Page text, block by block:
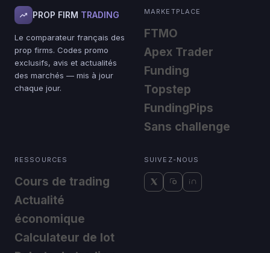
PROP FIRM TRADING
Le comparateur français des
prop firms. Codes promo
exclusifs, avis et actualités
des marchés — mis à jour
chaque jour.
MARKETPLACE
FTMO
Apex Trader
Funding
Topstep
FundingPips
Sans challenge
RESSOURCES
Cours de trading
Actualité
économique
Calculateur de lot
SUIVEZ-NOUS